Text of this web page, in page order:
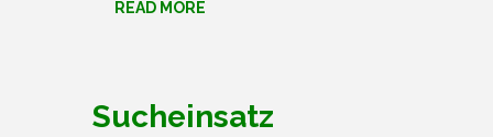
READ MORE
Sucheinsatz